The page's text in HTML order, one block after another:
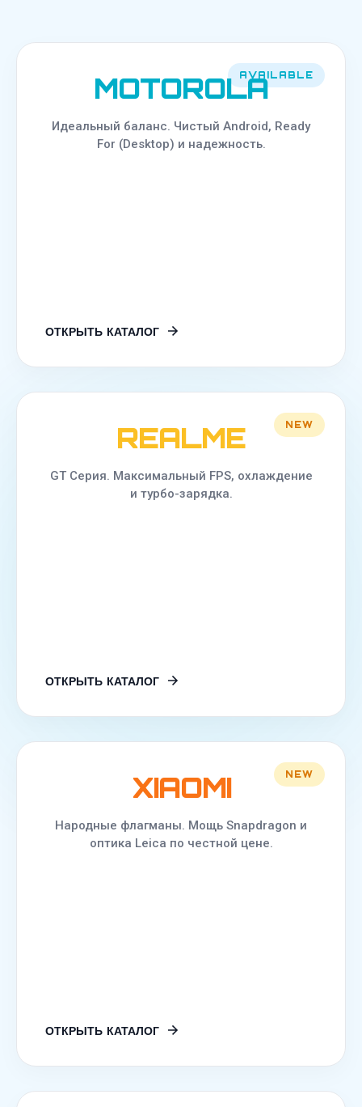
AVAILABLE
MOTOROLA
Идеальный баланс. Чистый Android, Ready
For (Desktop) и надежность.
ОТКРЫТЬ КАТАЛОГ
NEW
REALME
GT Серия. Максимальный FPS, охлаждение
и турбо-зарядка.
ОТКРЫТЬ КАТАЛОГ
NEW
XIAOMI
Народные флагманы. Мощь Snapdragon и
оптика Leica по честной цене.
ОТКРЫТЬ КАТАЛОГ